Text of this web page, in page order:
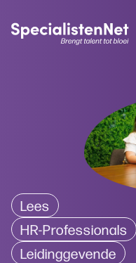
Lees
HR-Professionals
Leidinggevende